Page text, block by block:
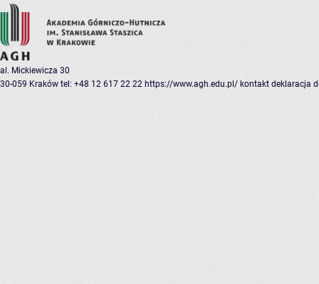
al. Mickiewicza 30
30-059 Kraków tel: +48 12 617 22 22 https://www.agh.edu.pl/ kontakt deklaracja